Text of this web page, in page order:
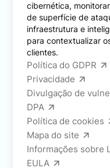
cibernética,
de superfície de
infraestrutura e
para contextualizar
clientes.
Política do GDPR
Privacidade
Divulgação de
DPA
Política de cookies
Mapa do site
Informações sobre
EULA